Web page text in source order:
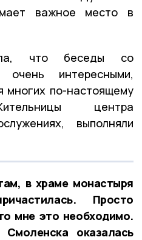
важное место в
что беседы со
очень интересными,
многих по-настоящему
центра
выполняли
в храме монастыря
Просто
мне это необходимо.
оказалась